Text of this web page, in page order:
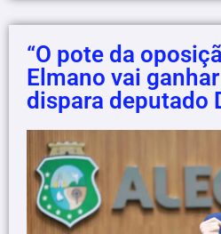
“O pote da
Elmano vai
dispara deputado